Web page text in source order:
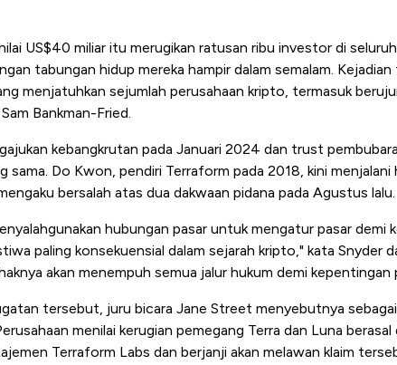
US$40 miliar itu merugikan ratusan ribu investor di
tabungan hidup mereka hampir dalam semalam.
menjatuhkan sejumlah perusahaan kripto, termasuk
Bankman-Fried.
kebangkrutan pada Januari 2024 dan trust
sama. Do Kwon, pendiri Terraform pada 2018, kini menjalani
bersalah atas dua dakwaan pidana pada Agustus lalu.
hubungan pasar untuk mengatur pasar demi
paling konsekuensial dalam sejarah kripto," kata Snyder
akan menempuh semua jalur hukum demi
tersebut, juru bicara Jane Street menyebutnya
menilai kerugian pemegang Terra dan Luna
Terraform Labs dan berjanji akan melawan klaim
Harga Emas
Jam, ke Level